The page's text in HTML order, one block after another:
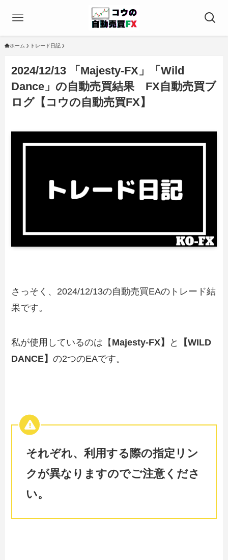
ホーム トレード日記
2024/12/13 「Majesty-FX」「Wild
Dance」の自動売買結果 FX自動売買ブ
ログ【コウの自動売買FX】
さっそく、2024/12/13の自動売買EAのトレード結
果です。
私が使用しているのは【 Majesty-FX】 と
【WILD
DANCE】の2つのEAです。
それぞれ、利用する際の指定リン
クが異なりますのでご注意くださ
い。